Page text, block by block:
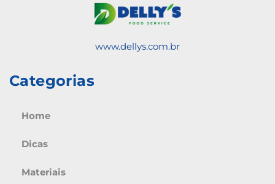
www.dellys.com.br
Categorias
Home
Dicas
Materiais